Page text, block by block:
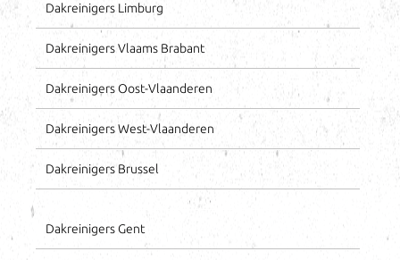
Dakreinigers Limburg
Dakreinigers Vlaams Brabant
Dakreinigers Oost-Vlaanderen
Dakreinigers West-Vlaanderen
Dakreinigers Brussel
Dakreinigers Gent